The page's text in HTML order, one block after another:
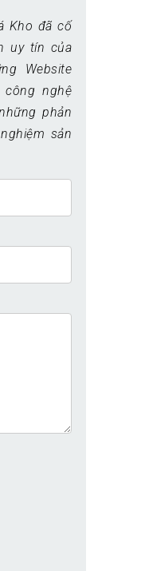
Kho đã cố
uy tín của
Website
nghệ
phản
sản